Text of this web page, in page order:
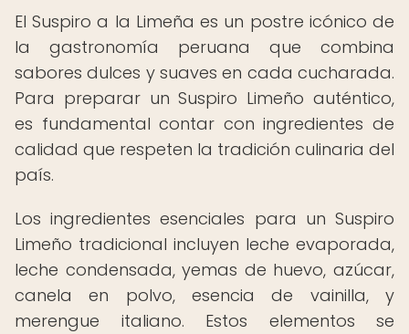
El Suspiro a la Limeña es un postre icónico de
la gastronomía peruana que combina
sabores dulces y suaves en cada cucharada.
Para preparar un Suspiro Limeño auténtico,
es fundamental contar con ingredientes de
calidad que respeten la tradición culinaria del
país.
Los ingredientes esenciales para un Suspiro
Limeño tradicional incluyen leche evaporada,
leche condensada, yemas de huevo, azúcar,
canela en polvo, esencia de vainilla, y
merengue italiano. Estos elementos se